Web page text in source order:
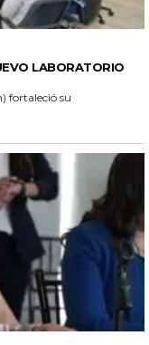
LABORATORIO
fortaleció su